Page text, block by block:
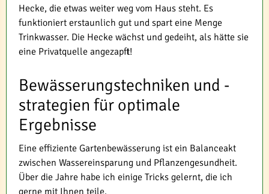
Hecke, die etwas weiter weg vom Haus steht. Es
funktioniert erstaunlich gut und spart eine Menge
Trinkwasser. Die Hecke wächst und gedeiht, als hätte sie
eine Privatquelle angezapft!
Bewässerungstechniken und -
strategien für optimale
Ergebnisse
Eine effiziente Gartenbewässerung ist ein Balanceakt
zwischen Wassereinsparung und Pflanzengesundheit.
Über die Jahre habe ich einige Tricks gelernt, die ich
gerne mit Ihnen teile.